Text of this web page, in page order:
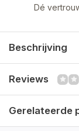
Dé
Beschrijving
Reviews
Gerelateerde